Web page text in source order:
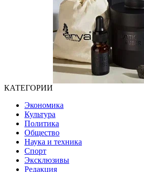
КАТЕГОРИИ
Экономика
Культура
Политика
Общество
Наука и техника
Спорт
Эксклюзивы
Редакция